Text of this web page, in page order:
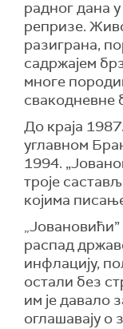
радног дана у
репризе.
разиграна, п
садржајем
многе
свакодневне
До краја
углавном
1994.
троје
којима
„
распад
инфлацију,
остали без
им је давало
оглашавају о